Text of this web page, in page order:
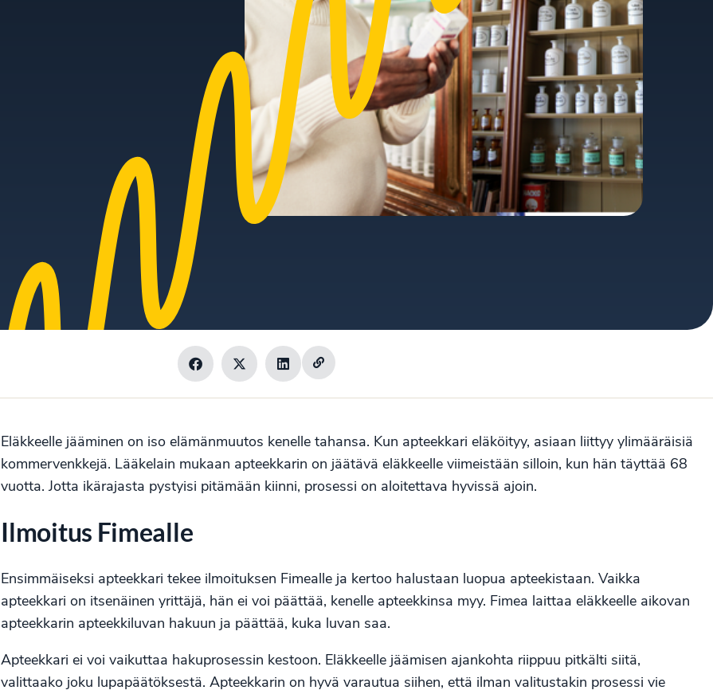
Eläkkeelle jääminen on iso elämänmuutos kenelle tahansa. Kun apteekkari eläköityy, asiaan liittyy ylimääräisiä
kommervenkkejä. Lääkelain mukaan apteekkarin on jäätävä eläkkeelle viimeistään silloin, kun hän täyttää 68
vuotta. Jotta ikärajasta pystyisi pitämään kiinni, prosessi on aloitettava hyvissä ajoin.
Ilmoitus Fimealle
Ensimmäiseksi apteekkari tekee ilmoituksen Fimealle ja kertoo halustaan luopua apteekistaan. Vaikka
apteekkari on itsenäinen yrittäjä, hän ei voi päättää, kenelle apteekkinsa myy. Fimea laittaa eläkkeelle aikovan
apteekkarin apteekkiluvan hakuun ja päättää, kuka luvan saa.
Apteekkari ei voi vaikuttaa hakuprosessin kestoon. Eläkkeelle jäämisen ajankohta riippuu pitkälti siitä,
valittaako joku lupapäätöksestä. Apteekkarin on hyvä varautua siihen, että ilman valitustakin prosessi vie